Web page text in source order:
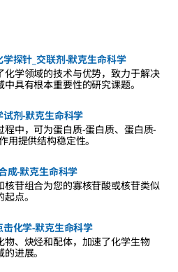
探针_交联剂-默克生命科学
学领域的技术与优势，致力于解决
具有根本重要性的研究课题。
剂-默克生命科学
中，可为蛋白质-蛋白质、蛋白质-
用提供结构稳定性。
成-默克生命科学
苷组合为您的寡核苷酸或核苷类似
点。
击化学-默克生命科学
物、炔烃和配体，加速了化学生物
进展。